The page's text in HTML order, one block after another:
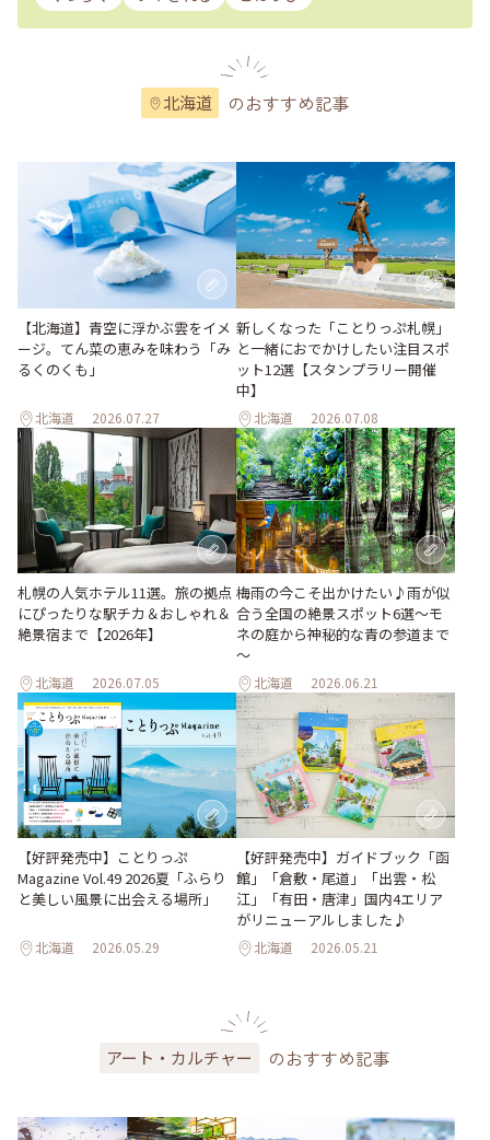
北海道 のおすすめ記事
【北海道】青空に浮かぶ雲をイメ
ージ。てん菜の恵みを味わう「み
るくのくも」
北海道 2026.07.27
新しくなった「ことりっぷ札幌」
と一緒におでかけしたい注目スポ
ット12選【スタンプラリー開催
中】
北海道 2026.07.08
札幌の人気ホテル11選。旅の拠点
にぴったりな駅チカ＆おしゃれ＆
絶景宿まで【2026年】
北海道 2026.07.05
梅雨の今こそ出かけたい♪雨が似
合う全国の絶景スポット6選～モ
ネの庭から神秘的な青の参道まで
～
北海道 2026.06.21
【好評発売中】ことりっぷ
Magazine Vol.49 2026夏「ふらり
と美しい風景に出会える場所」
北海道 2026.05.29
【好評発売中】ガイドブック「函
館」「倉敷・尾道」「出雲・松
江」「有田・唐津」国内4エリア
がリニューアルしました♪
北海道 2026.05.21
アート・カルチャー のおすすめ記事